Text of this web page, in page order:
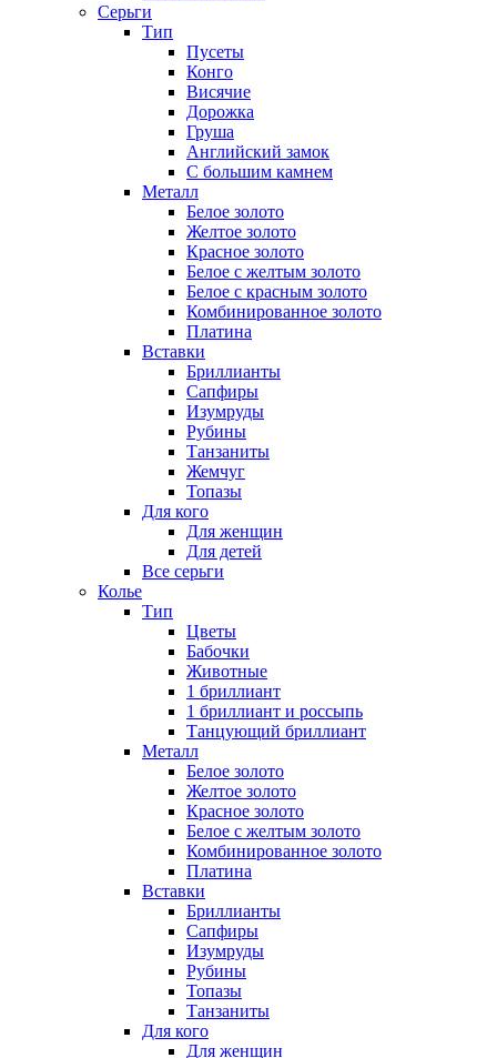
Серьги
Тип
Пусеты
Конго
Висячие
Дорожка
Груша
Английский замок
С большим камнем
Металл
Белое золото
Желтое золото
Красное золото
Белое с желтым золото
Белое с красным золото
Комбинированное золото
Платина
Вставки
Бриллианты
Сапфиры
Изумруды
Рубины
Танзаниты
Жемчуг
Топазы
Для кого
Для женщин
Для детей
Все серьги
Колье
Тип
Цветы
Бабочки
Животные
1 бриллиант
1 бриллиант и россыпь
Танцующий бриллиант
Металл
Белое золото
Желтое золото
Красное золото
Белое с желтым золото
Комбинированное золото
Платина
Вставки
Бриллианты
Сапфиры
Изумруды
Рубины
Топазы
Танзаниты
Для кого
Для женщин